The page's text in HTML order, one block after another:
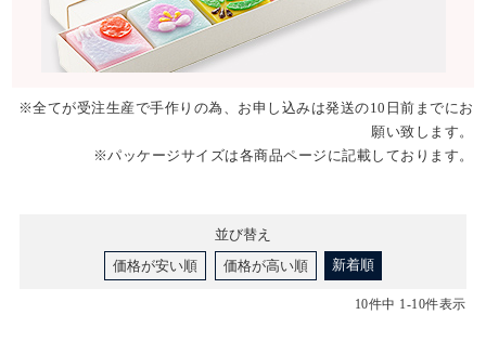
※全てが受注生産で手作りの為、お申し込みは発送の10日前までにお
願い致します。
※パッケージサイズは各商品ページに記載しております。
並び替え
価格が安い順
価格が高い順 新着順
10件中 1 -10件表示